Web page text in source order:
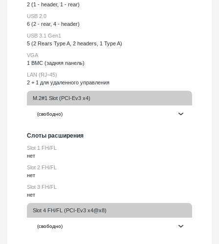
2 (1 - header, 1 - rear)
USB 2.0
6 (2 - rear, 4 - header)
USB 3.1 Gen1
5 (2 Rears Type A, 2 headers, 1 Type A)
VGA
1 BMC (задняя панель)
LAN (RJ-45)
2 + 1 для удаленного управления
M.2#1 Slot (PCI-Ev3 x4)
Слоты расширения
Slot 1 FH/FL
нет
Slot 2 FH/FL
нет
Slot 3 FH/FL
нет
Slot 4 FH/FL (PCI-Ev3 x4@x8)